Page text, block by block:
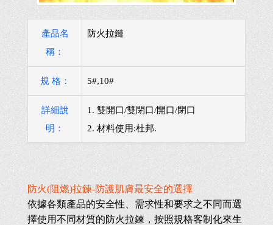
產品名
稱：
防火拉鏈
規 格： 5#,10#
詳細說
明：
1. 雙開口/雙閉口/開口/閉口
2. 材料使用:杜邦.
防火(阻燃)拉鍊-防護肌膚最安全的選擇
依據各類產品的安全性、需求性和要求之不同而選
擇使用不同材質的防火拉鍊，按照規格客制化來生